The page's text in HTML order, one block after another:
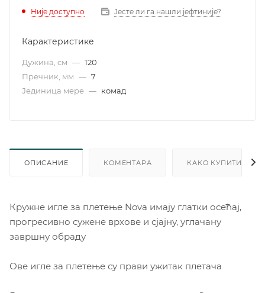
Није доступно Јесте ли га нашли јефтиније?
Карактеристике
Дужина, см — 120
Пречник, мм — 7
Јединица мере — комад
ОПИСАНИЕ КОМЕНТАРА КАКО КУПИТИ
Кружне игле за плетење Nova имају глатки осећај,
прогресивно сужене врхове и сјајну, углачану
завршну обраду
Ове игле за плетење су прави ужитак плетача